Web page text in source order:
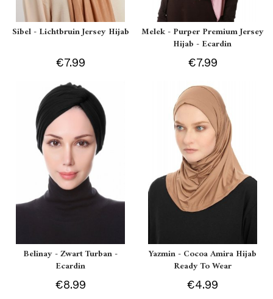
Sibel - Lichtbruin Jersey Hijab
€7.99
Melek - Purper Premium Jersey
Hijab - Ecardin
€7.99
Belinay - Zwart Turban -
Ecardin
€8.99
Yazmin - Cocoa Amira Hijab
Ready To Wear
€4.99